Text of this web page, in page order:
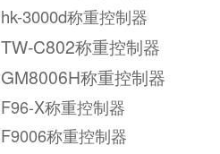
hk-3000d称重控制器
TW-C802称重控制器
GM8006H称重控制器
F96-X称重控制器
F9006称重控制器